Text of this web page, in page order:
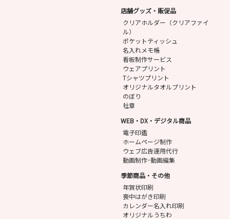
店舗グッズ・販促品
クリアホルダー（クリアファイ
ル）
ポケットティッシュ
名入れメモ帳
看板制作サービス
ウェアプリント
Tシャツプリント
オリジナルタオルプリント
のぼり
社章
WEB・DX・デジタル商品
電子印鑑
ホームページ制作
ウェブ広告運用代行
動画制作･動画編集
季節商品・その他
年賀状印刷
喪中はがき印刷
カレンダー名入れ印刷
オリジナルうちわ